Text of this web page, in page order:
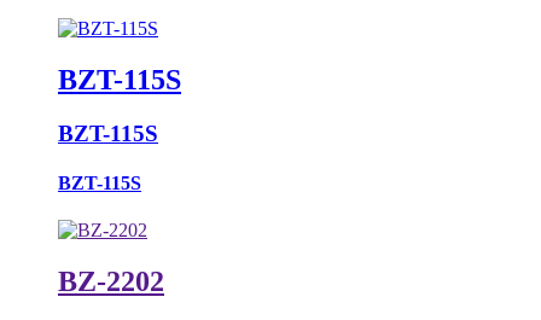
BZT-115S
BZT-115S
BZT-115S
BZ-2202